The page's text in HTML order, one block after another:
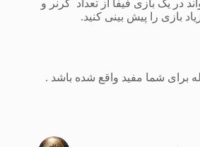
در یک بازی فیفا از تعداد کرنر و
بازی را پیش بینی کنید.
برای شما مفید واقع شده باشد .